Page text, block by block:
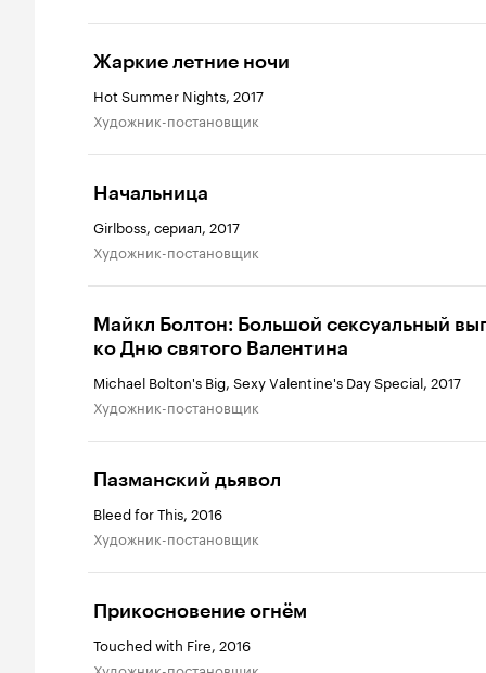
Жаркие летние ночи
Hot Summer Nights, 2017
Художник-постановщик
Начальница
Girlboss, сериал, 2017
Художник-постановщик
Майкл Болтон: Большой сексуальный
ко Дню святого Валентина
Michael Bolton's Big, Sexy Valentine's Day Special, 2017
Художник-постановщик
Пазманский дьявол
Bleed for This, 2016
Художник-постановщик
Прикосновение огнём
Touched with Fire, 2016
Художник-постановщик